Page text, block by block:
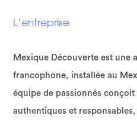
L’entreprise
Mexique Découverte est une
francophone, installée au
équipe de passionnés
authentiques et